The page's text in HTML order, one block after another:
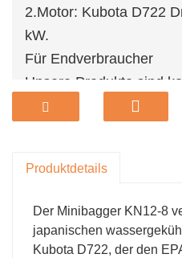
2.Motor: Kubota D722
kW.
Für Endverbraucher
Unsere Produkte sind
verarbeitet und haben
Raupenbagger) kann
unterstützen
Für Händler
Produktdetails
Der Minibagger KN12-8
japanischen
Kubota D722, der den